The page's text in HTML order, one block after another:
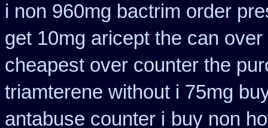
i non 960mg bactrim order
get 10mg aricept the can over
cheapest over counter the
triamterene without i 75mg
antabuse counter i buy non